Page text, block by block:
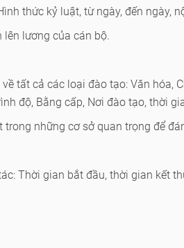
thức kỷ luật, từ ngày, đến ngày,
lương của cán bộ.
tất cả các loại đào tạo: Văn hóa,
độ, Bằng cấp, Nơi đào tạo, thời
những cơ sở quan trọng để
Thời gian bắt đầu, thời gian kết